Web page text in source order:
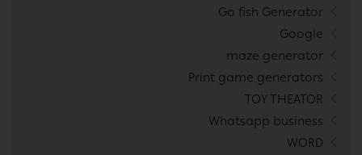
Go fish Generator
Google
maze generator
Print game generators
TOY THEATOR
Whatsapp business
WORD